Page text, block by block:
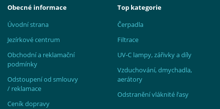
Obecné informace
Úvodní strana
Jezírkové centrum
Obchodní a reklamační
podmínky
Odstoupení od smlouvy
/ reklamace
Ceník dopravy
Top kategorie
Čerpadla
Filtrace
UV-C lampy, zářivky a díly
Vzduchování, dmychadla,
aerátory
Odstranění vláknité řasy